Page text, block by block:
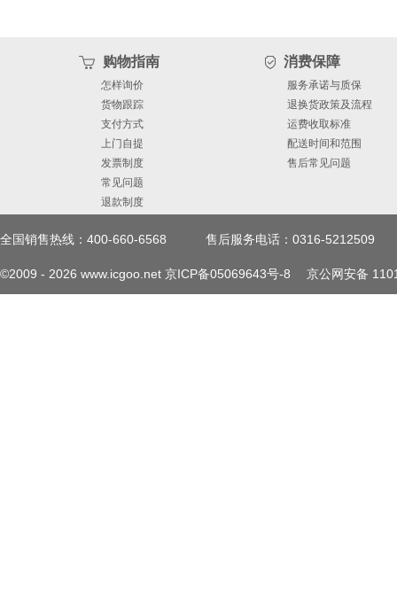
购物指南
怎样询价
货物跟踪
支付方式
上门自提
发票制度
常见问题
退款制度
消费保障
服务承诺与质保
退换货政策及流程
运费收取标准
配送时间和范围
售后常见问题
全国销售热线：400-660-6568 售后服务电话：0316-5212509
©2009 - 2026 www.icgoo.net 京ICP备05069643号-8 京公网安备